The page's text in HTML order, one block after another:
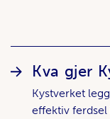
Kva gjer
Kystverket
effektiv